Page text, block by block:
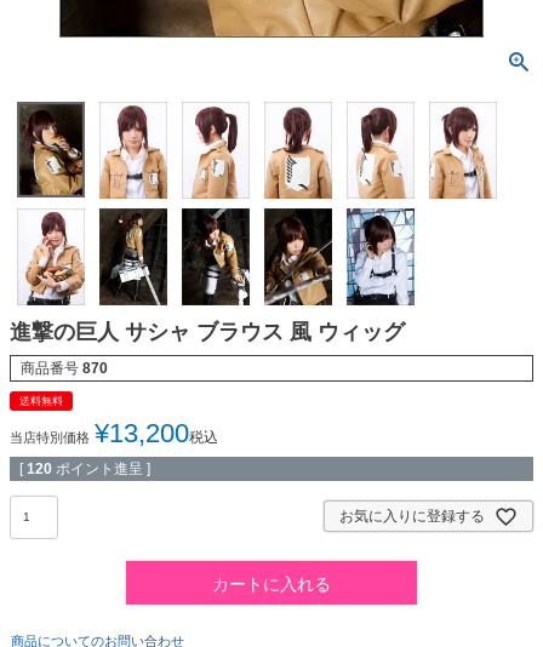
進撃の巨人 サシャ ブラウス 風 ウィッグ
商品番号 870
送料無料
当店特別価格 ¥13,200税込
[ 120 ポイント進呈 ]
お気に入りに登録する
カートに入れる
商品についてのお問い合わせ